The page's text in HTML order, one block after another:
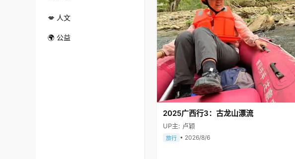
💋 人文
🌍 公益
2025广西行3：古龙山漂流
UP主: 卢颖
旅行 • 2026/8/6